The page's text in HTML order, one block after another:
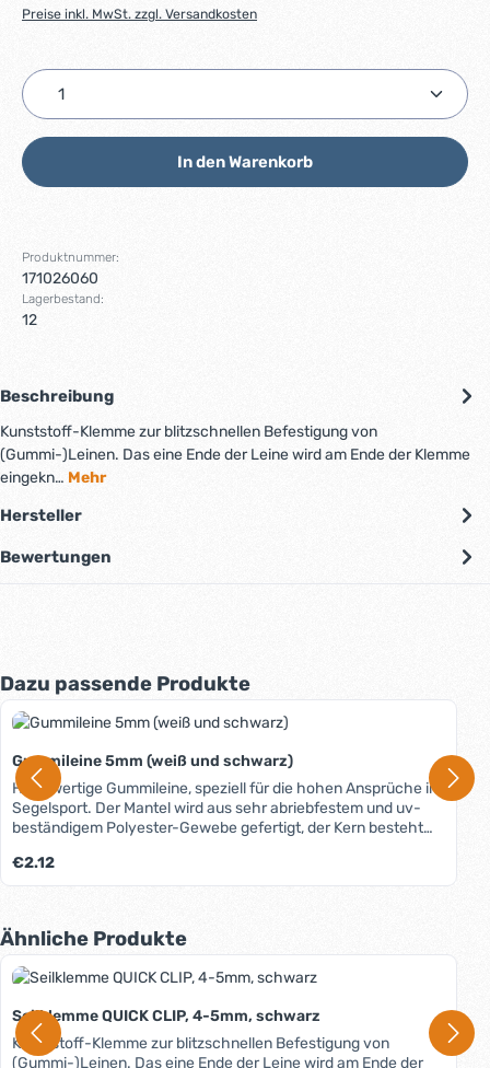
Preise inkl. MwSt. zzgl. Versandkosten
Produkt Anzahl: Gib den gewünschten Wert ein
In den Warenkorb
Produktnummer:
171026060
Lagerbestand:
12
Beschreibung
Kunststoff-Klemme zur blitzschnellen Befestigung von
(Gummi-)Leinen. Das eine Ende der Leine wird am Ende der Klemme
eingekn… Mehr
Hersteller
Bewertungen
Produktgalerie überspringen
Dazu passende Produkte
Gummileine 5mm (weiß und schwarz)
Hochwertige Gummileine, speziell für die hohen Ansprüche im
Segelsport. Der Mantel wird aus sehr abriebfestem und uv-
beständigem Polyester-Gewebe gefertigt, der Kern besteht
Materialkombination entsteht ein kompakte, stabile und
langlebige Leine.
Regulärer Preis:
€2.12
Produktgalerie überspringen
Ähnliche Produkte
Seilklemme QUICK CLIP, 4-5mm, schwarz
Kunststoff-Klemme zur blitzschnellen Befestigung von
(Gummi-)Leinen. Das eine Ende der Leine wird am Ende der